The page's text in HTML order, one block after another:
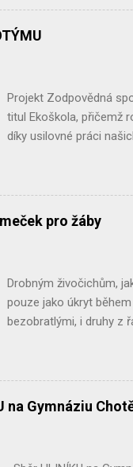
je vyřešit, třeba i s
informací a
Projekt Zodpovědná
titul Ekoškola, přičemž
díky usilovné práci
potravin, do kterého
domácnostech
dotazník měl odhalit
způsob jejich výroby.
pro žáby
Drobným živočichům,
pouze jako úkryt
bezobratlými, i druhy z
vodních ploch nebo
zakryjeme keramickou
přikrýt větvemi, listím
potřebovat : květináč,
na Gymnáziu